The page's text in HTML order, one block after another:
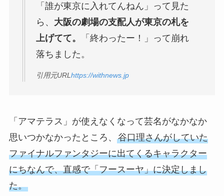
「誰が東京に入れてんねん」って見た
ら、 大阪の劇場の支配人が東京の札を
上げてて。
「終わったー！」って崩れ
落ちました。
引用元URL https://withnews.jp
「アマテラス」が使えなくなって芸名がなかなか
思いつかなかったところ、 谷口理さんがしていた
ファイナルファンタジーに出てくるキャラクター
にちなんで、直感で「フースーヤ」に決定しまし
た。